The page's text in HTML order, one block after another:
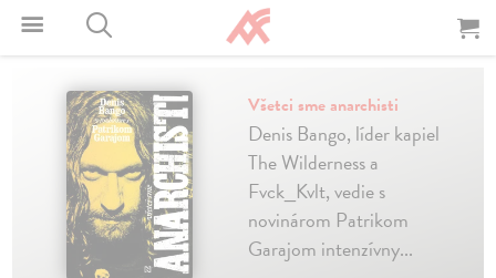
Všetci sme anarchisti
Denis Bango, líder kapiel
The Wilderness a
Fvck_Kvlt, vedie s
novinárom Patrikom
Garajom intenzívny...